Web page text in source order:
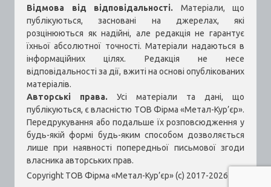
Відмова від відповідальності. Матеріали, що
публікуються, засновані на джерелах, які
розцінюються як надійні, але редакція не гарантує
їхньої абсолютної точності. Матеріали надаються в
інформаційних цілях. Редакція не несе
відповідальності за дії, вжиті на основі опублікованих
матеріалів.
Авторські права. Усі матеріали та дані, що
публікуються, є власністю ТОВ Фірма «Метал-Кур’єр».
Передрукування або подальше їх розповсюдження у
будь-якій формі будь-яким способом дозволяється
лише при наявності попередньої письмової згоди
власника авторських прав.
Copyright ТОВ Фірма «Метал-Кур’єр» (c) 2017-2026